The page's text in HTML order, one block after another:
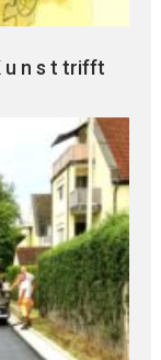
u n s t trifft